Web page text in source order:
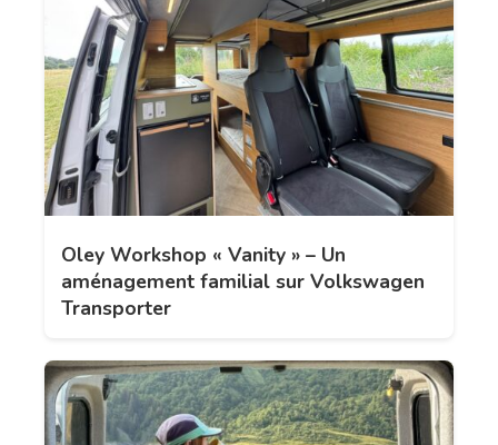
Oley Workshop « Vanity » – Un
aménagement familial sur Volkswagen
Transporter